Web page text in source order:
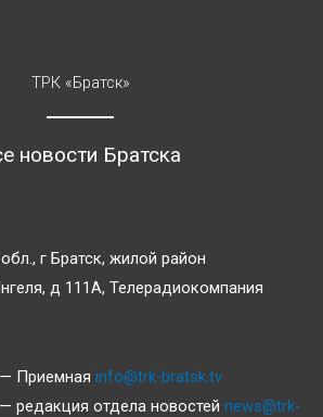
ТРК «Братск»
новости Братска
г Братск, жилой район
д 111А, Телерадиокомпания
Приемная info@trk-bratsk.tv
редакция отдела новостей news@trk-